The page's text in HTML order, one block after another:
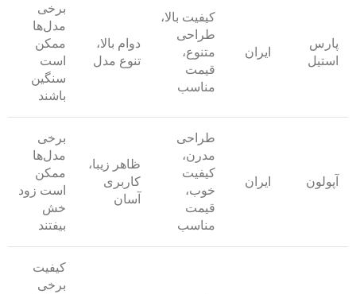
پارس
استیل
ایران
کیفیت بالا،
طراحی
متنوع،
قیمت
مناسب
دوام بالا،
تنوع مدل
برخی
مدل‌ها
ممکن
است
سنگین
باشند
آپولون ایران
طراحی
مدرن،
کیفیت
خوب،
قیمت
مناسب
ظاهر زیبا،
کاربری
آسان
برخی
مدل‌ها
ممکن
است زود
خش
بیفتند
کیفیت
برخی